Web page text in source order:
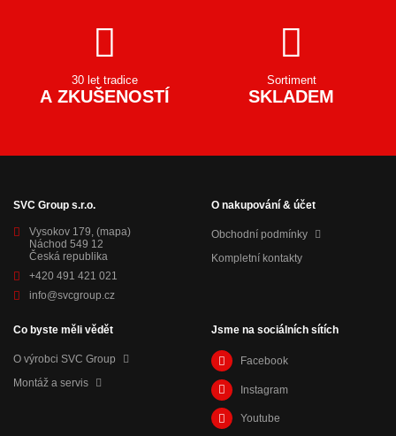
30 let tradice
A ZKUŠENOSTÍ
Sortiment
SKLADEM
SVC Group s.r.o.
Vysokov 179, (mapa)
Náchod 549 12
Česká republika
+420 491 421 021
info@svcgroup.cz
O nakupování & účet
Obchodní podmínky
Kompletní kontakty
Co byste měli vědět
O výrobci SVC Group
Montáž a servis
Jsme na sociálních sítích
Facebook
Instagram
Youtube